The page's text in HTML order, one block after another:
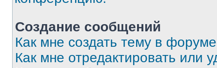
Создание сообщений
Как мне создать тему в
Как мне отредактировать или